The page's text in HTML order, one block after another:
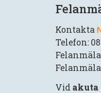
Kontakta
Telefon:
Vid akuta